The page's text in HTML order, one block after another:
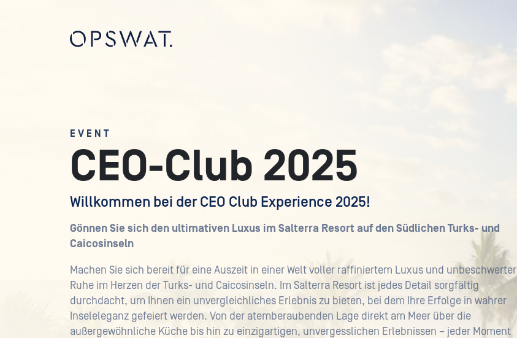
EVENT
CEO-Club 2025
Willkommen bei der CEO Club Experience 2025!
Gönnen Sie sich den ultimativen Luxus im Salterra Resort auf den Südlichen Turks- und
Caicosinseln
Machen Sie sich bereit für eine Auszeit in einer Welt voller raffiniertem Luxus und unbeschwerter
Ruhe im Herzen der Turks- und Caicosinseln. Im Salterra Resort ist jedes Detail sorgfältig
durchdacht, um Ihnen ein unvergleichliches Erlebnis zu bieten, bei dem Ihre Erfolge in wahrer
Inseleleganz gefeiert werden. Von der atemberaubenden Lage direkt am Meer über die
außergewöhnliche Küche bis hin zu einzigartigen, unvergesslichen Erlebnissen – jeder Moment